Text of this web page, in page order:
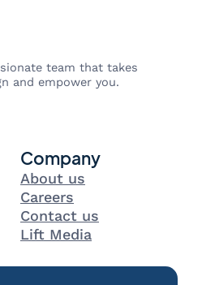
team that takes
and empower you.
Company
About us
Careers
Contact us
Lift Media